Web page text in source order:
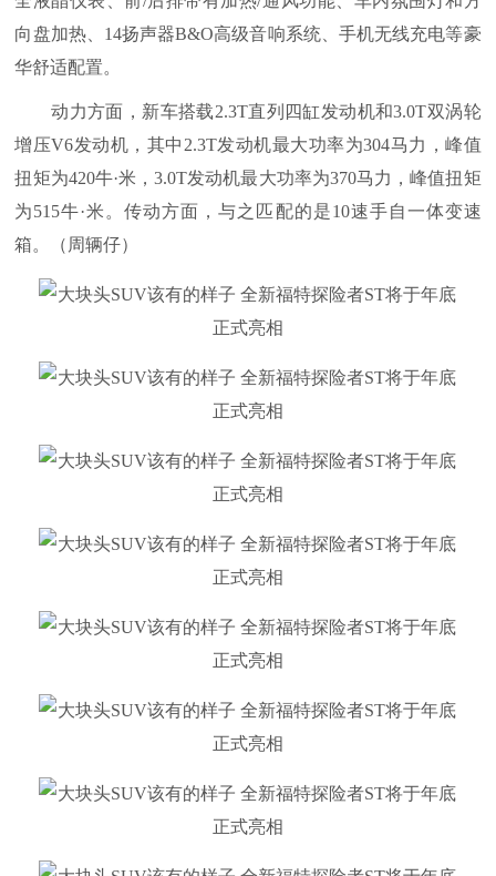
向盘加热、14扬声器B&O高级音响系统、手机无线充电等豪
华舒适配置。
动力方面，新车搭载2.3T直列四缸发动机和3.0T双涡轮
增压V6发动机，其中2.3T发动机最大功率为304马力，峰值
扭矩为420牛·米，3.0T发动机最大功率为370马力，峰值扭矩
为515牛·米。传动方面，与之匹配的是10速手自一体变速
箱。（周辆仔）